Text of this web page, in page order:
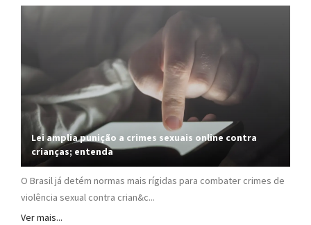
Lei amplia punição a crimes sexuais online contra
crianças; entenda
O Brasil já detém normas mais rígidas para combater crimes de
violência sexual contra crian&c...
Ver mais...